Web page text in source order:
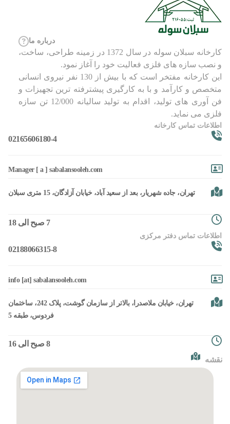
درباره ما
کارخانه سبلان سوله در سال 1372 در زمینه طراحی، ساخت،
و نصب سازه های فلزی فعالیت خود را آغاز نمود.
این کارخانه مفتخر است که با بیش از 130 نفر نیروی انسانی
متخصص و کارآمد و با به کارگیری پیشترفته ترین تجهیزات و
فن آوری های تولید، اقدام به تولید سالیانه 12/000 تن سازه
فلزی می نماید.
اطلاعات تماس کارخانه
02165606180-4
Manager [ a ] sabalansooleh.com
تهران، جاده شهریار، بعد از سعید آباد، خیابان آزادگان، 15 متری سبلان
7 صبح الی 18
اطلاعات تماس دفتر مرکزی
02188066315-8
info [at] sabalansooleh.com
تهران، خیابان ملاصدرا، بالاتر از سازمان گوشت، پلاک 242، ساختمان
فردوس، طبقه 5
8 صبح الی 16
نقشه